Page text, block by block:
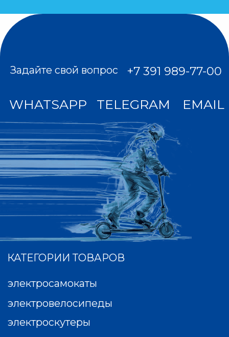
Все цены на сайте не являются публичной
будем считать, что Вас это устраивает. Мы
получаем и обрабатываем персональные
даете согласие на обработку своих
персональных данных, Вам необходимо